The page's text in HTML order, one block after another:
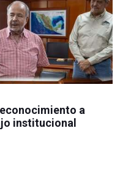
a
institucional